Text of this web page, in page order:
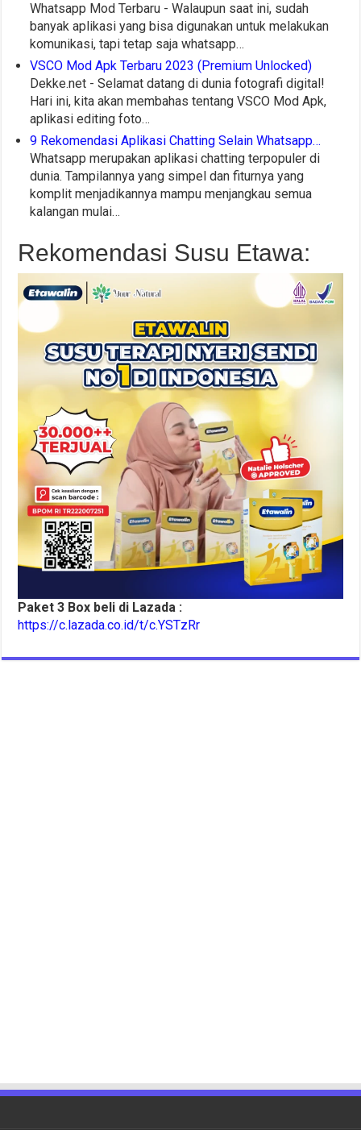
Whatsapp Mod Terbaru - Walaupun saat ini, sudah
banyak aplikasi yang bisa digunakan untuk melakukan
komunikasi, tapi tetap saja whatsapp…
VSCO Mod Apk Terbaru 2023 (Premium Unlocked)
Dekke.net - Selamat datang di dunia fotografi digital!
Hari ini, kita akan membahas tentang VSCO Mod Apk,
aplikasi editing foto…
9 Rekomendasi Aplikasi Chatting Selain Whatsapp…
Whatsapp merupakan aplikasi chatting terpopuler di
dunia. Tampilannya yang simpel dan fiturnya yang
komplit menjadikannya mampu menjangkau semua
kalangan mulai…
Rekomendasi Susu Etawa:
Paket 3 Box beli di Lazada :
https://c.lazada.co.id/t/c.YSTzRr